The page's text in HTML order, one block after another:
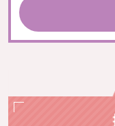
妊娠の
妊娠のためにも
段の食事から意識